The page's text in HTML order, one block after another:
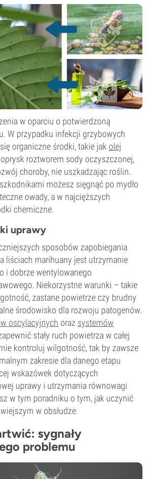
w oparciu o potwierdzoną
W przypadku infekcji grzybowych
organiczne środki, takie jak olej
roztworem sody oczyszczonej,
choroby, nie uszkadzając roślin.
możesz sięgnąć po mydło
owady, a w najcięższych
chemiczne.
uprawy
sposobów zapobiegania
liściach marihuany jest utrzymanie
i dobrze wentylowanego
Niekorzystne warunki – takie
zastane powietrze czy brudny
środowisko dla rozwoju patogenów.
oscylacyjnych oraz systemów
stały ruch powietrza w całej
kontroluj wilgotność, tak by zawsze
zakresie dla danego etapu
wskazówek dotyczących
uprawy i utrzymania równowagi
w tym poradniku o tym, jak uczynić
w obsłudze.
sygnały
problemu